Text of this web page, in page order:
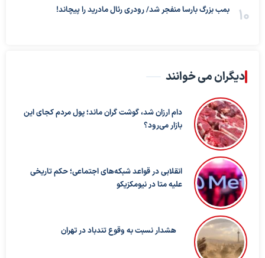
بمب بزرگ بارسا منفجر شد/ رودری رئال مادرید را پیچاند!
دیگران می خوانند
دام ارزان شد، گوشت گران ماند؛ پول مردم کجای این
بازار می‌رود؟
انقلابی در قواعد شبکه‌های اجتماعی؛ حکم تاریخی
علیه متا در نیومکزیکو
هشدار نسبت به وقوع تندباد در تهران